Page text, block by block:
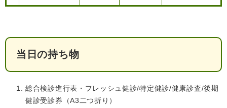
当日の持ち物
総合検診進行表・フレッシュ健診/特定健診/健康診査/後期
健診受診券（A3二つ折り）